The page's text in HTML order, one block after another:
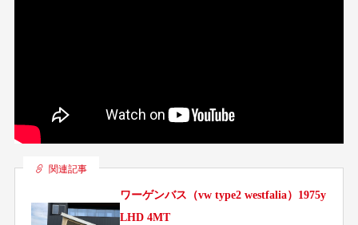
関連記事
ワーゲンバス（vw type2 westfalia）1975y
LHD 4MT